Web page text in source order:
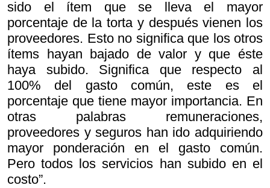
sido el ítem que se lleva el mayor
porcentaje de la torta y después vienen los
proveedores. Esto no significa que los otros
ítems hayan bajado de valor y que éste
haya subido. Significa que respecto al
100% del gasto común, este es el
porcentaje que tiene mayor importancia. En
otras palabras remuneraciones,
proveedores y seguros han ido adquiriendo
mayor ponderación en el gasto común.
Pero todos los servicios han subido en el
costo”.